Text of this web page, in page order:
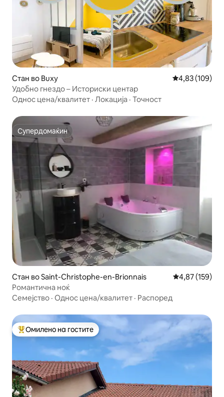
Стан во Buxy Просечна
4,83 (109)
Удобно гнездо – Историски центар
Однос цена/квалитет · Локација · Точност
Супердомаќин
Супердомаќин
Стан во Saint-Christophe-en-Brionnais Просечна
4,87 (159)
Романтична ноќ
Семејство · Однос цена/квалитет · Распоред
Меѓу најуспешните „Омилени на гостите“
Омилено на гостите